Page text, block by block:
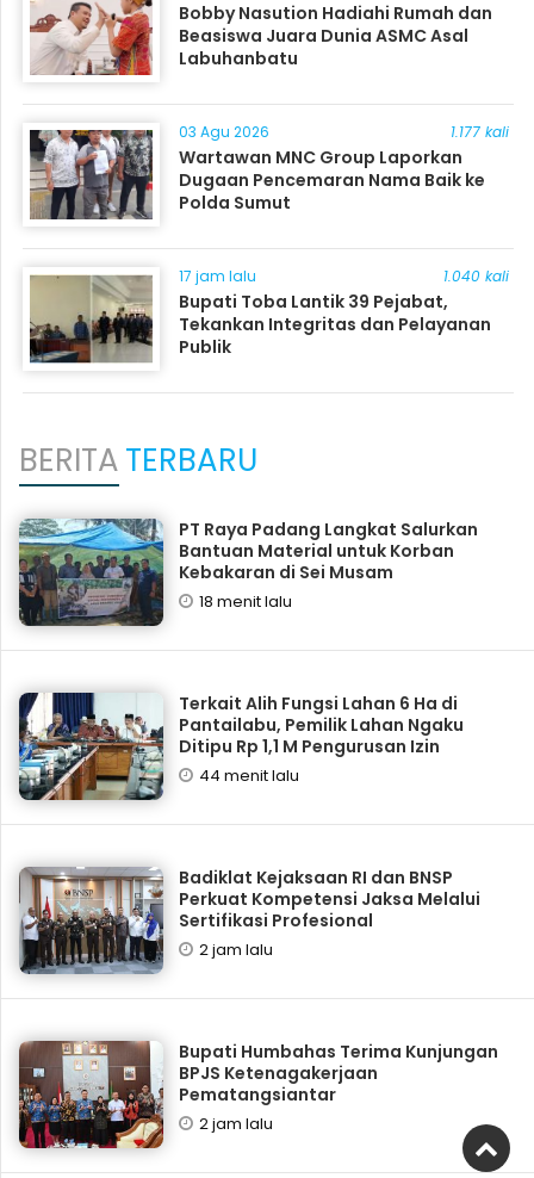
Bobby Nasution Hadiahi Rumah dan
Beasiswa Juara Dunia ASMC Asal
Labuhanbatu
03 Agu 2026 1.177 kali
Wartawan MNC Group Laporkan
Dugaan Pencemaran Nama Baik ke
Polda Sumut
17 jam lalu 1.040 kali
Bupati Toba Lantik 39 Pejabat,
Tekankan Integritas dan Pelayanan
Publik
BERITATERBARU
PT Raya Padang Langkat Salurkan
Bantuan Material untuk Korban
Kebakaran di Sei Musam
18 menit lalu
Terkait Alih Fungsi Lahan 6 Ha di
Pantailabu, Pemilik Lahan Ngaku
Ditipu Rp 1,1 M Pengurusan Izin
44 menit lalu
Badiklat Kejaksaan RI dan BNSP
Perkuat Kompetensi Jaksa Melalui
Sertifikasi Profesional
2 jam lalu
Bupati Humbahas Terima Kunjungan
BPJS Ketenagakerjaan
Pematangsiantar
2 jam lalu